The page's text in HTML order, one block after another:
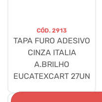
CÓD. 2913
TAPA FURO ADESIVO
CINZA ITALIA
A.BRILHO
EUCATEXCART 27UN